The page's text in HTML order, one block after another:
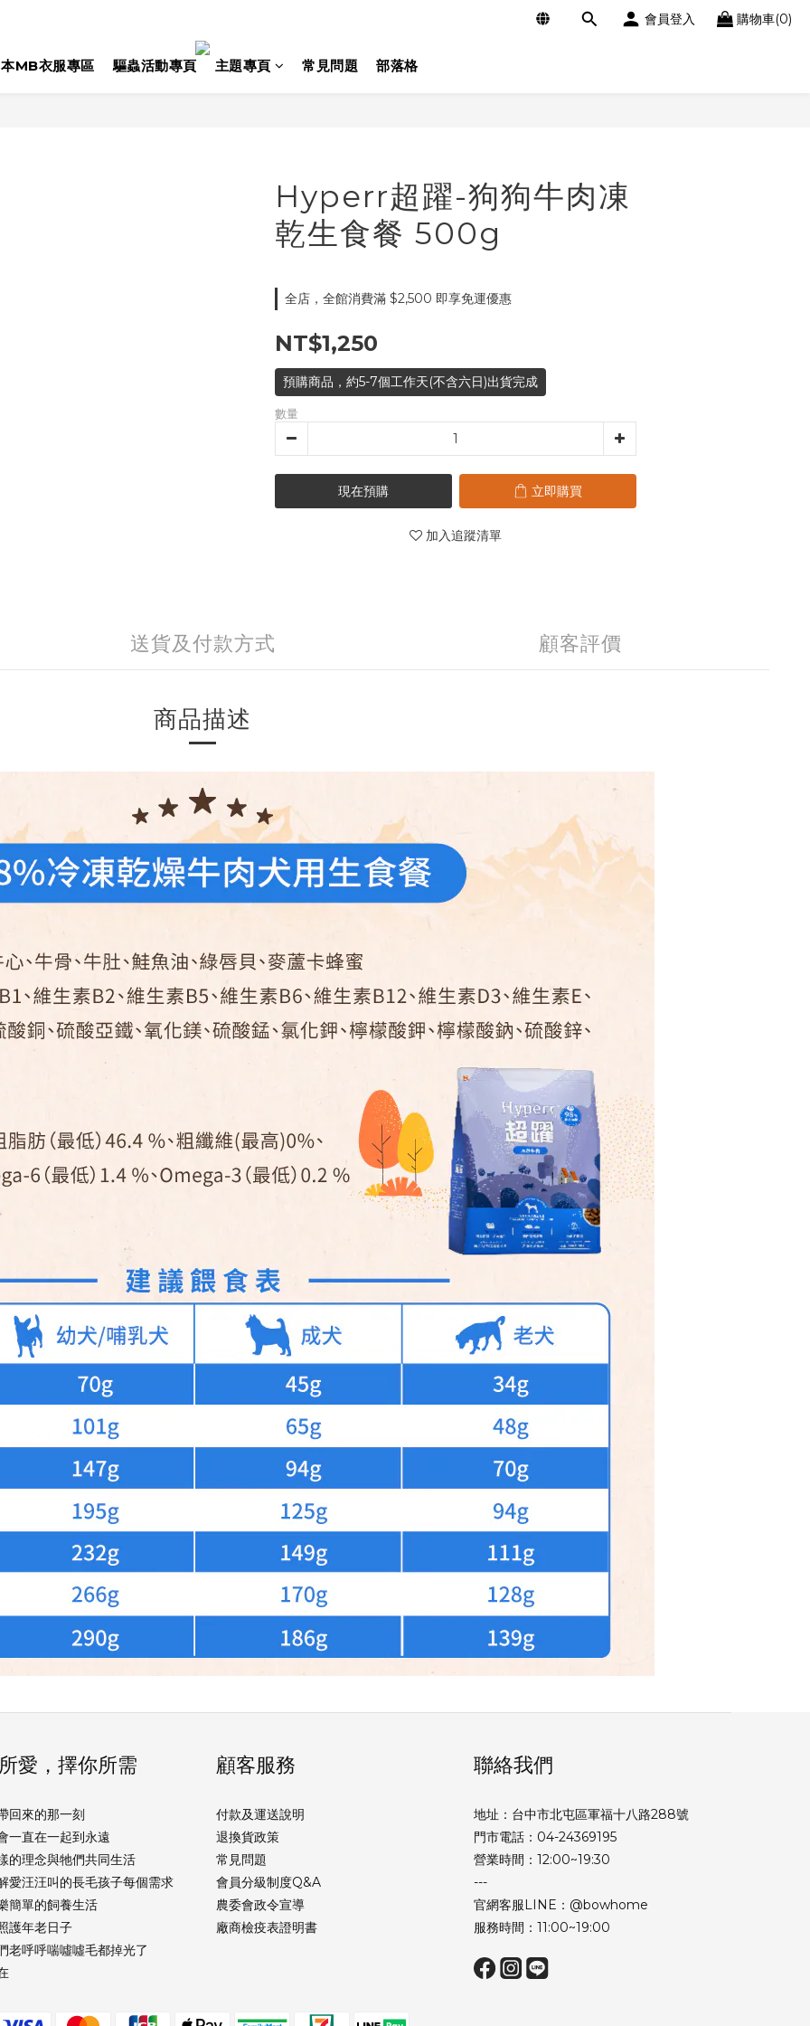
會員登入 購物車(0)
MB衣服專區 驅蟲活動專頁 主題專頁 常見問題 部落格
Hyperr超躍-狗狗牛肉凍
乾生食餐 500g
全店，全館消費滿 $2,500 即享免運優惠
NT$1,250
預購商品，約5-7個工作天(不含六日)出貨完成
數量
現在預購 立即購買
加入追蹤清單
送貨及付款方式 顧客評價
商品描述
愛，擇你所需
回來的那一刻
一直在一起到永遠
的理念與牠們共同生活
愛汪汪叫的長毛孩子每個需求
簡單的飼養生活
護年老日子
老呼呼喘噓噓毛都掉光了
顧客服務
付款及運送說明
退換貨政策
常見問題
會員分級制度Q&A
農委會政令宣導
廠商檢疫表證明書
聯絡我們
地址：台中市北屯區軍福十八路288號
門市電話：04-24369195
營業時間：12:00~19:30
---
官網客服LINE：@bowhome
服務時間：11:00~19:00